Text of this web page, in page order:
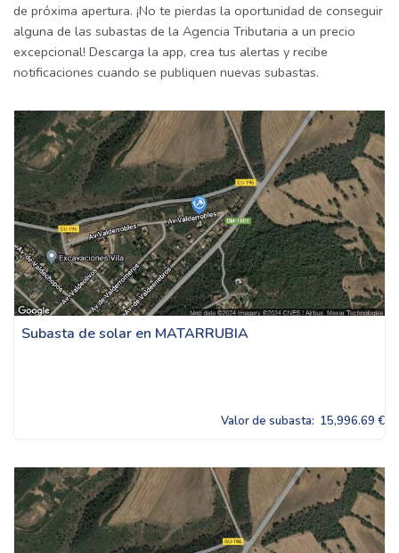
de próxima apertura. ¡No te pierdas la oportunidad de conseguir
alguna de las subastas de la Agencia Tributaria a un precio
excepcional! Descarga la app, crea tus alertas y recibe
notificaciones cuando se publiquen nuevas subastas.
Subasta de solar en MATARRUBIA
Valor de subasta: 15,996.69 €